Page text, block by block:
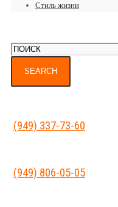
Стиль жизни
(949) 337-73-60
(949) 806-05-05